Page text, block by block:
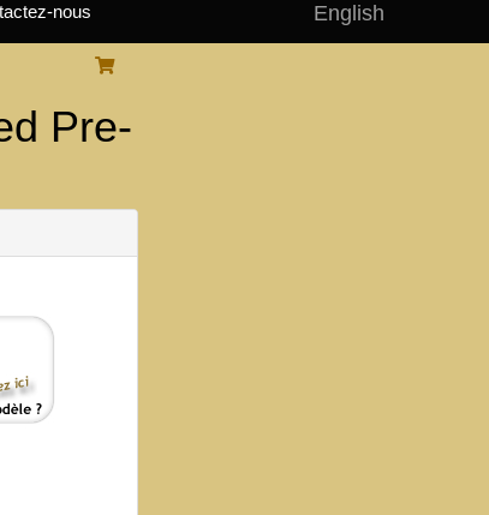
English
nous
Pre-